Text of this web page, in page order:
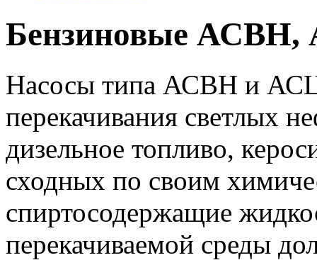
Бензиновые
Насосы типа АСВН и
перекачивания светлых
дизельное топливо,
сходных по своим
спиртосодержащие
перекачиваемой среды